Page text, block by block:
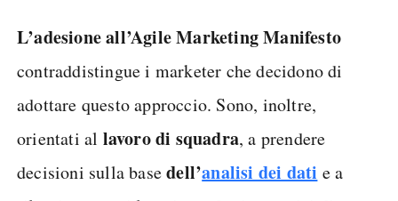
L’adesione all’Agile MarketingManifesto
contraddistingue i marketer che decidono di
adottare questo approccio. Sono, inoltre,
orientati al lavoro di squadra, a prendere
decisioni sulla basedell’analisi dei dati e a